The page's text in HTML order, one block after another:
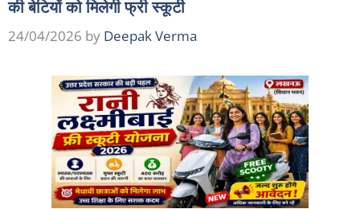
की बेटियों को मिलेगी फ्री स्कूटी
24/04/2026 by Deepak Verma